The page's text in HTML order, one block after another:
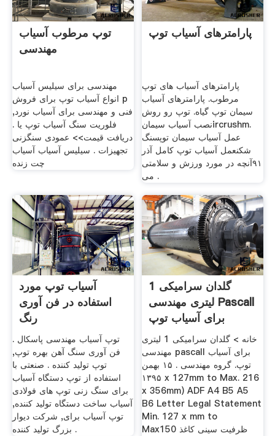
توپ مرطوب آسیاب
مهندسی
مهندسی برای سیلیس آسیاب
انواع آسیاب توپ برای فروش p
فنی و مهندسی برای آسیاب نورد,
فلوریت سنگ آسیاب توپ یا .
دریافت قیمت>> عمودی سنگزنی
تجهیزات . سیلیس آسیاب آسیاب
چت زنده
پارامترهای آسیاب توپ
پارامترهای آسیاب های توپ
مرطوب. پارامترهای آسیاب
سیمان توپ گیاه. توپ رو روش
نصب آسیاب سیمانircrushm.
عمل آسیاب سیمان توپسنگ
شکنعمل آسیاب توپ کامل آذر
٩۱آنچه در مورد ورزش و سلامتی
می .
آسیاب توپ مورد
استفاده در فن آوری
رنگ
توپ آسیاب مهندسی پاسکال .
فن آوری سنگ آهن بهره توپ,
توپ تولید کننده . صنعتی با
استفاده از توپ دستگاه آسیاب
برای سنگ زنی توپ های فولادی
آسیاب ساخت دستگاه تولید کننده,
توپ آسیاب برای, شرکت دیوار
بزرگ تولید کننده .
گلدان سرامیکی 1
لیتری مهندسی Pascall
برای آسیاب توپ
خانه > گلدان سرامیکی 1 لیتری
مهندسی pascall برای آسیاب
توپ. گروه مهندسی . ۱۵ بهمن
۱۳۹۵ x 127mm to Max. 216
x 356mm) ADF A4 B5 A5
B6 Letter Legal Statement
Min. 127 x mm to
Maxظرفیت سینی کاغذ 150